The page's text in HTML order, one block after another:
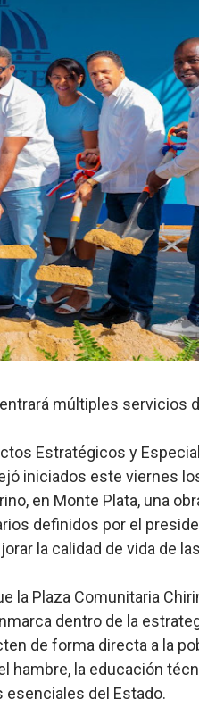
a balazos en la avenida
eléctrico ante
bombas lagrimógenas:
festival cultural para la
festival cultural para la
permite a familia de La
como nueva
impulsan metas de
anula permisos
adiós al orden por
por sus cuatro
en los mil mejores
de Comunicación
Tineo y a Yeisy por sus
múltiples servicios
Estratégicos y
iniciados este viernes
en Monte Plata, una
definidos por el
la calidad de vida de
la Plaza Comunitaria
dentro de la
de forma directa a la
hambre, la educación
esenciales del Estado.